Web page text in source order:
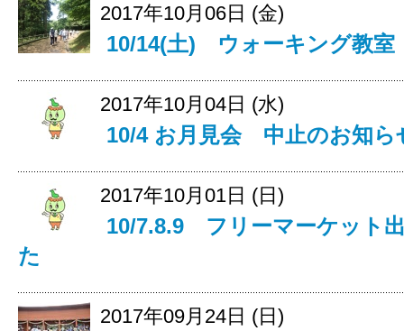
2017年10月06日 (金)
10/14(土) ウォーキング教
2017年10月04日 (水)
10/4 お月見会 中止のお知ら
2017年10月01日 (日)
10/7.8.9 フリーマーケット
た
2017年09月24日 (日)